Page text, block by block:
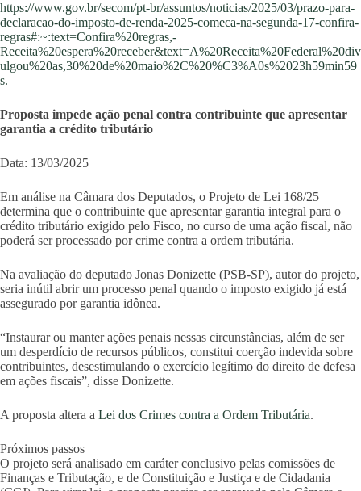
https://www.gov.br/secom/pt-br/assuntos/noticias/2025/03/prazo-para-
declaracao-do-imposto-de-renda-2025-comeca-na-segunda-17-confira-
regras#:~:text=Confira%20regras,-
Receita%20espera%20receber&text=A%20Receita%20Federal%20div
ulgou%20as,30%20de%20maio%2C%20%C3%A0s%2023h59min59
s.
Proposta impede ação penal contra contribuinte que apresentar
garantia a crédito tributário
Data: 13/03/2025
Em análise na Câmara dos Deputados, o Projeto de Lei 168/25
determina que o contribuinte que apresentar garantia integral para o
crédito tributário exigido pelo Fisco, no curso de uma ação fiscal, não
poderá ser processado por crime contra a ordem tributária.
Na avaliação do deputado Jonas Donizette (PSB-SP), autor do projeto,
seria inútil abrir um processo penal quando o imposto exigido já está
assegurado por garantia idônea.
“Instaurar ou manter ações penais nessas circunstâncias, além de ser
um desperdício de recursos públicos, constitui coerção indevida sobre
contribuintes, desestimulando o exercício legítimo do direito de defesa
em ações fiscais”, disse Donizette.
A proposta altera a Lei dos Crimes contra a Ordem Tributária.
Próximos passos
O projeto será analisado em caráter conclusivo pelas comissões de
Finanças e Tributação, e de Constituição e Justiça e de Cidadania